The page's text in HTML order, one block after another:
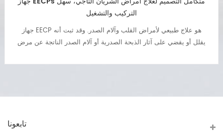
ECP هو الاسم المختصر لـ "النبض المضاد الخارجي". علاج ECP هو علاج
غير جراحي لقصور القلب والذبحة الصدرية وآلام الصدر وارتفاع ضغط
وإعادة التأهيل والمستشفيات والعلاج الطبيعي وما إلى ذلك.
تابعونا